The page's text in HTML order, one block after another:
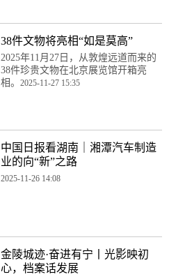
38件文物将亮相“如是莫高”
2025年11月27日，从敦煌远道而来的
38件珍贵文物在北京展览馆开箱亮
相。 2025-11-27 15:35
中国日报看湖南｜湘潭汽车制造
业的向“新”之路
2025-11-26 14:08
金陵城迹·奋进有宁丨光影映初
心，档案话发展